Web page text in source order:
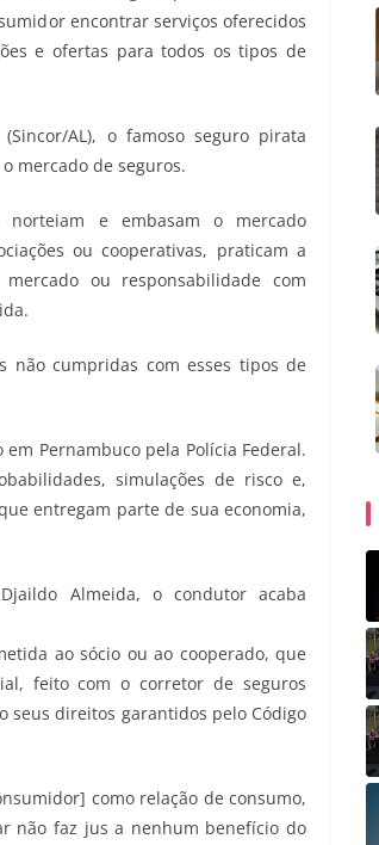
encontrar serviços oferecidos
e ofertas para todos os tipos de
AL), o famoso seguro pirata
mercado de seguros.
norteiam e embasam o mercado
ou cooperativas, praticam a
ou responsabilidade com
não cumpridas com esses tipos de
Pernambuco pela Polícia Federal.
simulações de risco e,
entregam parte de sua economia,
Almeida, o condutor acaba
ao sócio ou ao cooperado, que
feito com o corretor de seguros
seus direitos garantidos pelo Código
como relação de consumo,
não faz jus a nenhum benefício do